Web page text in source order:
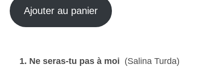
Ajouter au panier
1. Ne seras-tu pas à moi (Salina Turda)